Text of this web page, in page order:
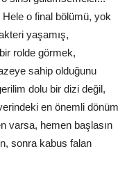
o final bölümü, yok
yaşamış,
rolde görmek,
sahip olduğunu
dolu bir dizi değil,
en önemli dönüm
varsa, hemen başlasın
sonra kabus falan